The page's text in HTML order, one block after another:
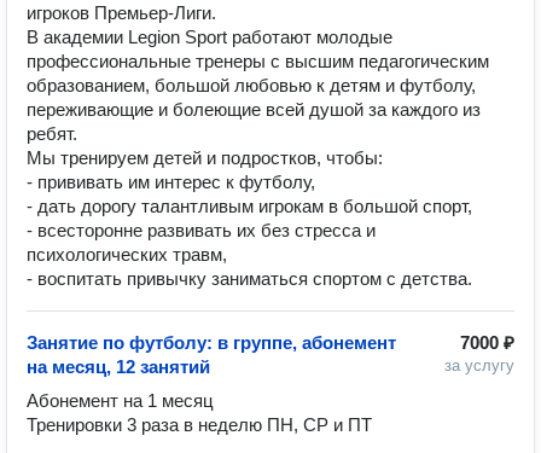
игроков Премьер-Лиги.
В академии Legion Sport работают молодые
профессиональные тренеры с высшим педагогическим
образованием, большой любовью к детям и футболу,
переживающие и болеющие всей душой за каждого из
ребят.
Мы тренируем детей и подростков, чтобы:
- прививать им интерес к футболу,
- дать дорогу талантливым игрокам в большой спорт,
- всесторонне развивать их без стресса и
психологических травм,
- воспитать привычку заниматься спортом с детства.
7000 ₽
за услугу
Занятие по футболу: в группе, абонемент
на месяц, 12 занятий
Абонемент на 1 месяц
Тренировки 3 раза в неделю ПН, СР и ПТ